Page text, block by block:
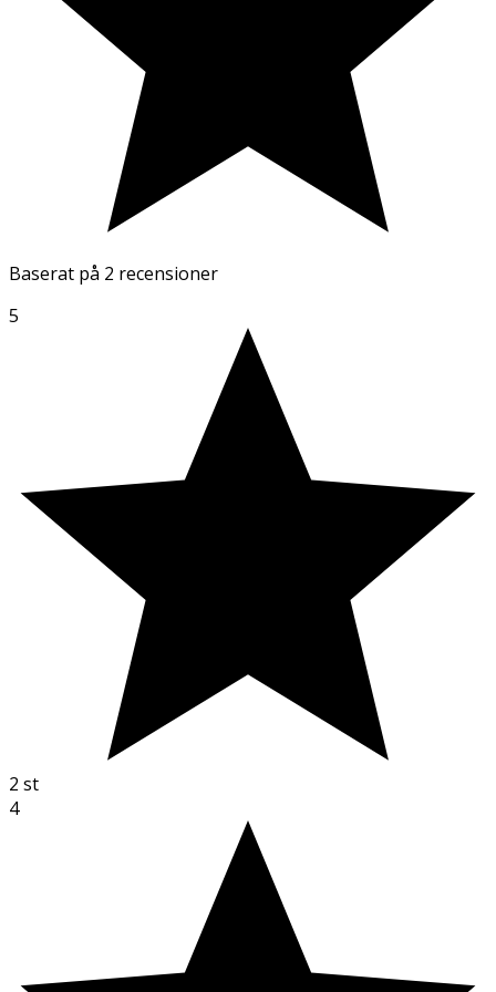
Baserat på 2 recensioner
5
2 st
4